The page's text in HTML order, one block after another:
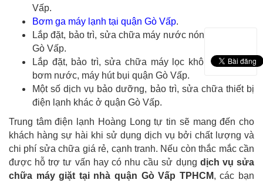
Vấp.
Bơm ga máy lạnh tại quận Gò Vấp.
Lắp đặt, bảo trì, sửa chữa máy nước nóng lạnh quận
Gò Vấp.
Lắp đặt, bảo trì, sửa chữa máy lọc không khí, máy
bơm nước, máy hút bụi quận Gò Vấp.
Một số dịch vụ bảo dưỡng, bảo trì, sửa chữa thiết bị
điện lạnh khác ở quận Gò Vấp.
Trung tâm điện lạnh Hoàng Long tự tin sẽ mang đến cho
khách hàng sự hài khi sử dụng dịch vụ bởi chất lượng và
chi phí sửa chữa giá rẻ, cạnh tranh. Nếu còn thắc mắc cần
được hỗ trợ tư vấn hay có nhu cầu sử dụng dịch vụ sửa
chữa máy giặt tại nhà quận Gò Vấp TPHCM, các bạn